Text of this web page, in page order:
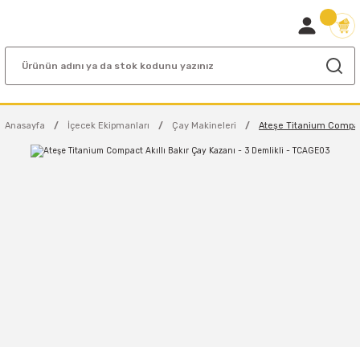
Anasayfa İçecek Ekipmanları Çay Makineleri Ateşe Titanium